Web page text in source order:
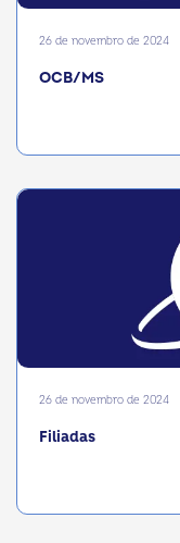
26 de novembro de 2024
OCB/MS
26 de novembro de 2024
Filiadas